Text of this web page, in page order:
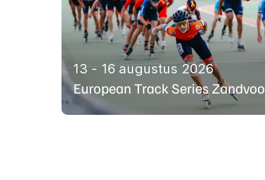
13 - 16 augustus 2026
European Track Series